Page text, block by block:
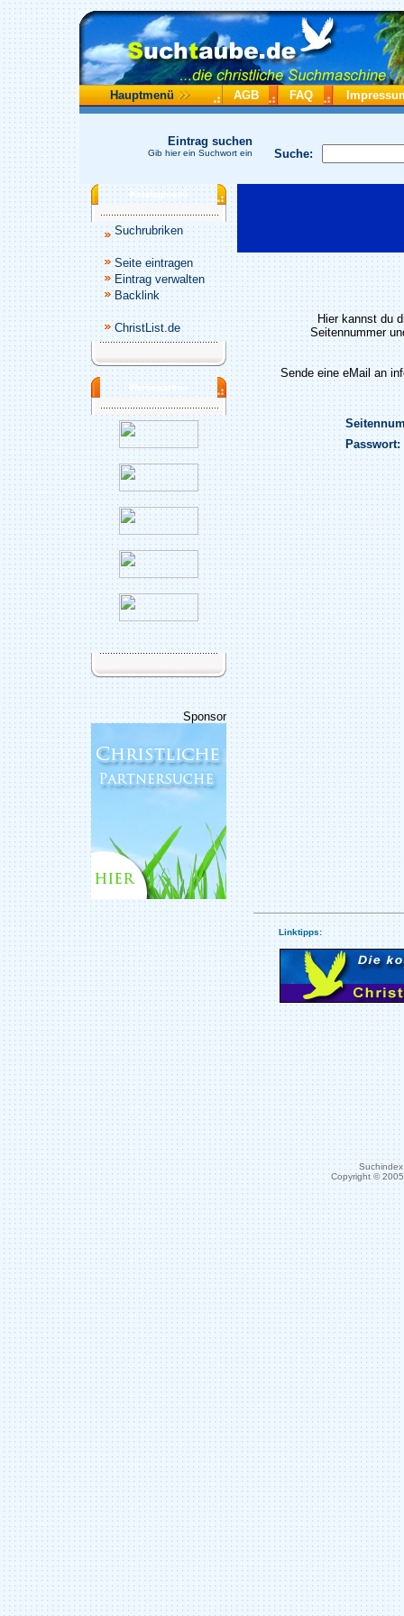
Hauptmenü AGB FAQ
Suche:
Eintrag suchen
Gib hier ein Suchwort ein
Katalogmenü
Suchrubriken
Seite eintragen
Eintrag verwalten
Backlink
ChristList.de
Werbepartner
Sponsor
Hier kannst du
Seitennummer
Sende eine eMail an
Passwort:
Linktipps:
Copyright ©